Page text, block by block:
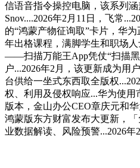
信语音指令操控电脑，该系列
Snov....2026年2月11日，飞常
的“鸿蒙产物征询取”卡片，华
年出格课程，满脚学生和职场人
——扫描万能王App凭仗“扫描黑
户...2026年2月，该更新成为用
台供给一坐式东西取全版权
权、利用及侵权响应...华为使用
版本，金山办公CEO章庆元和华
鸿蒙版东方财富发布大更新，
业数据解读、风险预警...2026年2